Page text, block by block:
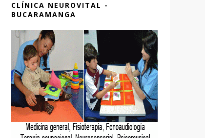
CLÍNICA NEUROVITAL -
BUCARAMANGA